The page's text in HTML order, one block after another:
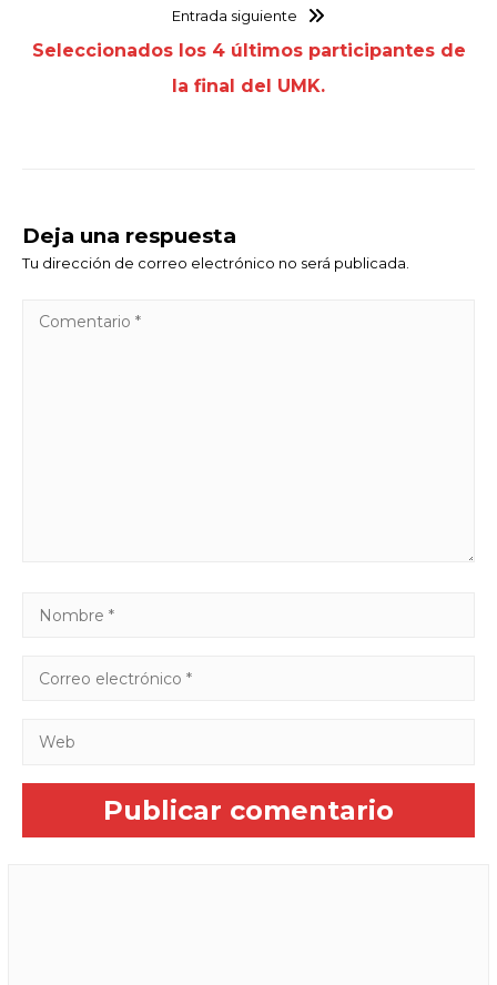
Entrada siguiente
Seleccionados los 4 últimos participantes de
la final del UMK.
Deja una respuesta
Tu dirección de correo electrónico no será publicada.